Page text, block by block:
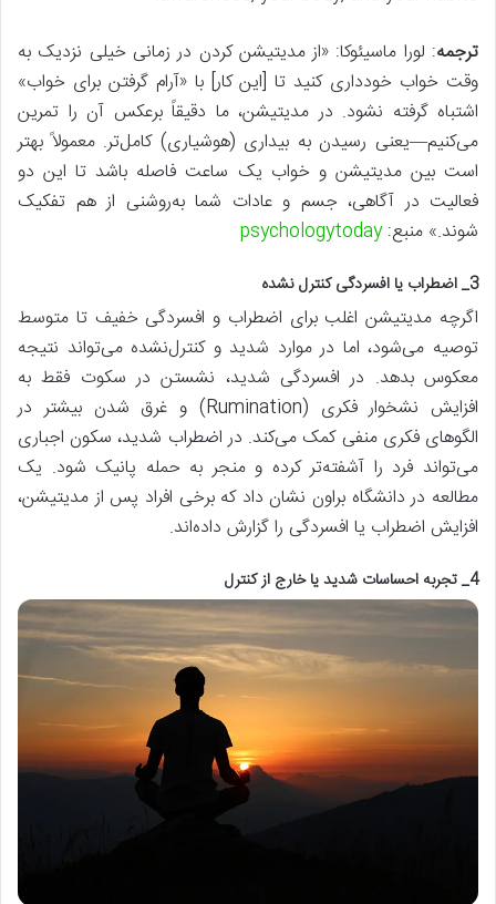
ترجمه: لورا ماسیئوکا: «از مدیتیشن کردن در زمانی خیلی نزدیک به
وقت خواب خودداری کنید تا [این کار] با «آرام گرفتن برای خواب»
اشتباه گرفته نشود. در مدیتیشن، ما دقیقاً برعکس آن را تمرین
می‌کنیم—یعنی رسیدن به بیداری (هوشیاری) کامل‌تر. معمولاً بهتر
است بین مدیتیشن و خواب یک ساعت فاصله باشد تا این دو
فعالیت در آگاهی، جسم و عادات شما به‌روشنی از هم تفکیک
شوند.» منبع:psychologytoday
3_ اضطراب یا افسردگی کنترل نشده
اگرچه مدیتیشن اغلب برای اضطراب و افسردگی خفیف تا متوسط
توصیه می‌شود، اما در موارد شدید و کنترل‌نشده می‌تواند نتیجه
معکوس بدهد. در افسردگی شدید، نشستن در سکوت فقط به
افزایش نشخوار فکری (Rumination) و غرق شدن بیشتر در
الگوهای فکری منفی کمک می‌کند. در اضطراب شدید، سکون اجباری
می‌تواند فرد را آشفته‌تر کرده و منجر به حمله پانیک شود. یک
مطالعه در دانشگاه براون نشان داد که برخی افراد پس از مدیتیشن،
افزایش اضطراب یا افسردگی را گزارش داده‌اند.
4_ تجربه احساسات شدید یا خارج از کنترل